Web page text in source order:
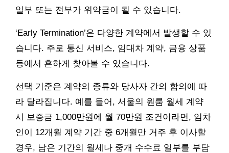
일부 또는 전부가 위약금이 될 수 있습니다.
‘Early Termination’은 다양한 계약에서 발생할 수 있
습니다. 주로 통신 서비스, 임대차 계약, 금융 상품
등에서 흔하게 찾아볼 수 있습니다.
선택 기준은 계약의 종류와 당사자 간의 합의에 따
라 달라집니다. 예를 들어, 서울의 원룸 월세 계약
시 보증금 1,000만원에 월 70만원 조건이라면, 임차
인이 12개월 계약 기간 중 6개월만 거주 후 이사할
경우, 남은 기간의 월세나 중개 수수료 일부를 부담